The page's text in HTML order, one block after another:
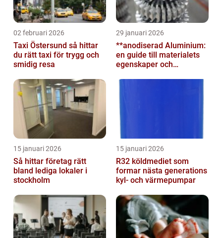
02 februari 2026
Taxi Östersund så hittar
du rätt taxi för trygg och
smidig resa
29 januari 2026
**anodiserad Aluminium:
en guide till materialets
egenskaper och
15 januari 2026
Så hittar företag rätt
bland lediga lokaler i
stockholm
15 januari 2026
R32 köldmediet som
formar nästa generations
kyl- och värmepumpar